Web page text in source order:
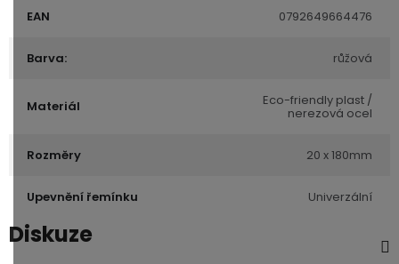
EAN 0792649664476
Barva: růžová
Materiál Eco-friendly plast /
nerezová ocel
Rozměry 20 x 180mm
Upevnění řemínku Univerzální
Diskuze